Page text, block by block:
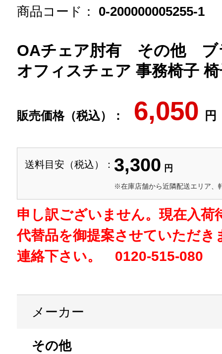
商品コード： 0-200000005255-1
OAチェア肘有 その他 ブ
オフィスチェア 事務椅子
販売価格（税込）： 6,050 円
送料目安（税込）： 3,300 円
※在庫店舗から近隣配送エリア、
申し訳ございません。現在入荷
代替品を御提案させていただき
連絡下さい。 0120-515-080
メーカー
その他